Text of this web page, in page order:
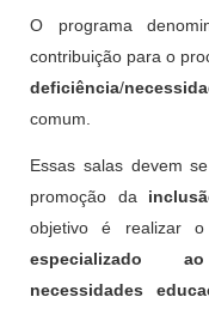
O programa
contribuição para o
deficiência/
comum.
Essas salas devem
promoção da
objetivo é realizar o
especializado
necessidades